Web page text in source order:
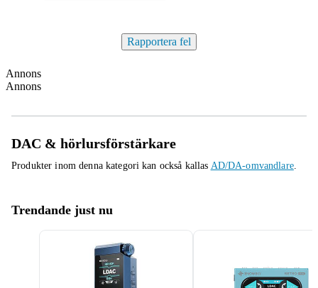
Rapportera fel
Annons
Annons
DAC & hörlursförstärkare
Produkter inom denna kategori kan också kallas AD/DA-omvandlare.
Trendande just nu